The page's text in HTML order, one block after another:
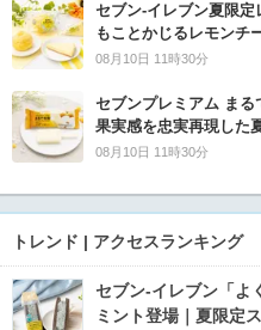
セブン‐イレブン夏限
もことかじるレモンチ
08月10日 11時30分
セブンプレミアム ま
果実感を忠実再現した
08月10日 11時30分
トレンド | アクセスランキング
セブン‐イレブン「よ
ミント登場｜夏限定